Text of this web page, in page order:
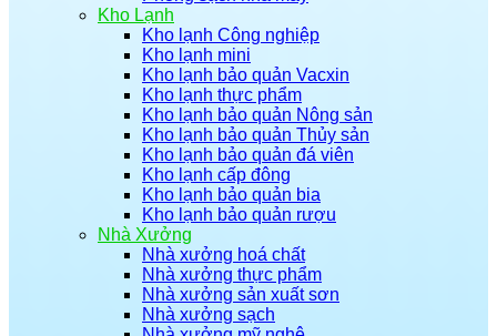
Kho Lạnh
Kho lạnh Công nghiệp
Kho lạnh mini
Kho lạnh bảo quản Vacxin
Kho lạnh thực phẩm
Kho lạnh bảo quản Nông sản
Kho lạnh bảo quản Thủy sản
Kho lạnh bảo quản đá viên
Kho lạnh cấp đông
Kho lạnh bảo quản bia
Kho lạnh bảo quản rượu
Nhà Xưởng
Nhà xưởng hoá chất
Nhà xưởng thực phẩm
Nhà xưởng sản xuất sơn
Nhà xưởng sạch